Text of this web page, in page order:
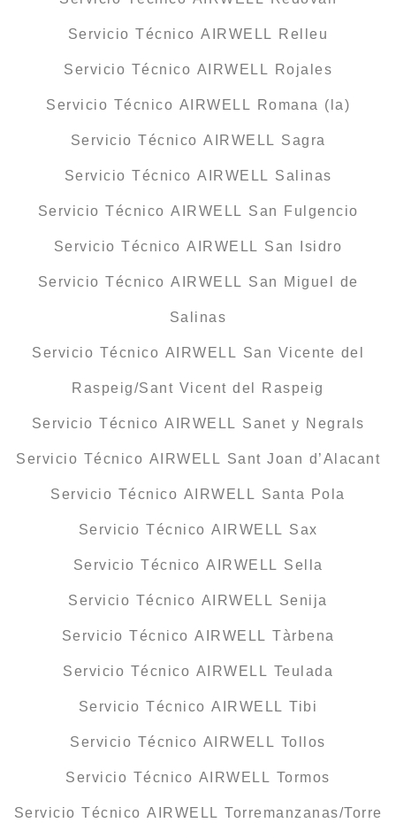
Servicio Técnico AIRWELL Relleu
Servicio Técnico AIRWELL Rojales
Servicio Técnico AIRWELL Romana (la)
Servicio Técnico AIRWELL Sagra
Servicio Técnico AIRWELL Salinas
Servicio Técnico AIRWELL San Fulgencio
Servicio Técnico AIRWELL San Isidro
Servicio Técnico AIRWELL San Miguel de
Salinas
Servicio Técnico AIRWELL San Vicente del
Raspeig/Sant Vicent del Raspeig
Servicio Técnico AIRWELL Sanet y Negrals
Servicio Técnico AIRWELL Sant Joan d’Alacant
Servicio Técnico AIRWELL Santa Pola
Servicio Técnico AIRWELL Sax
Servicio Técnico AIRWELL Sella
Servicio Técnico AIRWELL Senija
Servicio Técnico AIRWELL Tàrbena
Servicio Técnico AIRWELL Teulada
Servicio Técnico AIRWELL Tibi
Servicio Técnico AIRWELL Tollos
Servicio Técnico AIRWELL Tormos
Servicio Técnico AIRWELL Torremanzanas/Torre